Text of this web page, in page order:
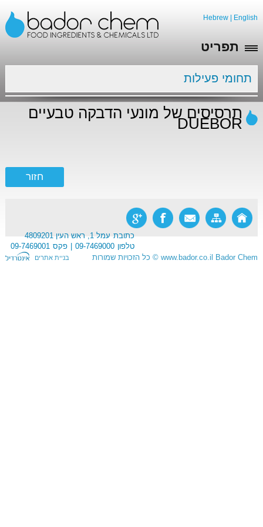
Hebrew English
תפריט
תחומי פעילות
תרסיסים של מונעי הדבקה טבעיים
DUEBOR
כתובת עמל 1, ראש העין 4809201
טלפון 09-7469000 פקס 09-7469001
Bador Chem
www.bador.co.il
© כל הזכויות שמורות בניית אתרים